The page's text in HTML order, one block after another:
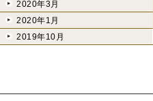
2020年3月
2020年1月
2019年10月